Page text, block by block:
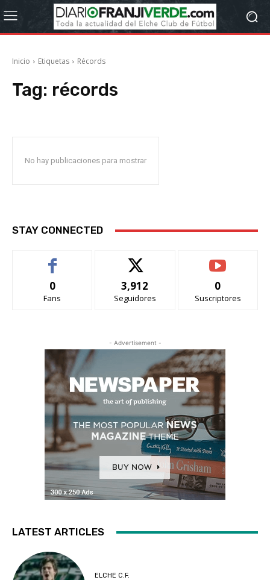
Inicio Etiquetas Récords
Tag: récords
No hay publicaciones para mostrar
STAY CONNECTED
0
Fans
3,912
Seguidores
0
Suscriptores
- Advertisement -
LATEST ARTICLES
ELCHE C.F.